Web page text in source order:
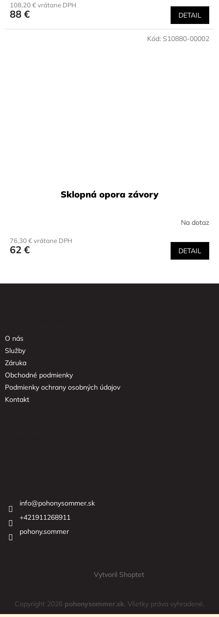
108,20 € vrátane DPH
88 € DETAIL
Sklopná opora závory
Na dotaz
76,30 € vrátane DPH
62 € DETAIL
Kód: S10880-00002
O nás
Služby
Záruka
Obchodné podmienky
Podmienky ochrany osobných údajov
Kontakt
info@pohonysommer.sk
+421911268911
pohony.sommer
Vytvoril Shoptet
Copyright 2026 pohonysommer.sk. Všetky práva vyhradené.